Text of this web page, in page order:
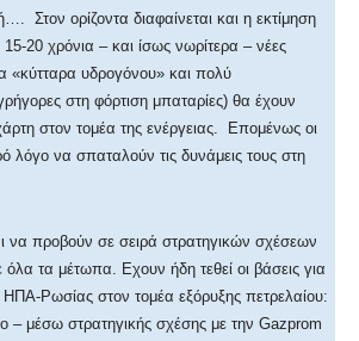
Στον ορίζοντα διαφαίνεται και η εκτίμηση
20 χρόνια – και ίσως νωρίτερα – νέες
«κύτταρα υδρογόνου» και πολύ
στη φόρτιση μπαταρίες) θα έχουν
στον τομέα της ενέργειας. Επομένως οι
λόγο να σπαταλούν τις δυνάμεις τους στη
να προβούν σε σειρά στρατηγικών σχέσεων
τα μέτωπα. Εχουν ήδη τεθεί οι βάσεις για
ΗΠΑ-Ρωσίας στον τομέα εξόρυξης πετρελαίου:
– μέσω στρατηγικής σχέσης με την Gazprom